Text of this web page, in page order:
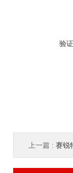
验
上一篇 : 赛锐特